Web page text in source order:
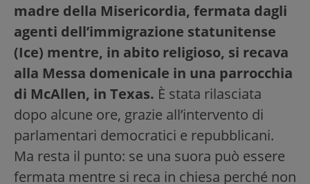
madre della Misericordia, fermata dagli
agenti dell’immigrazione statunitense
(Ice) mentre, in abito religioso, si recava
alla Messa domenicale in una parrocchia
di McAllen, in Texas. È stata rilasciata
dopo alcune ore, grazie all’intervento di
parlamentari democratici e repubblicani.
Ma resta il punto: se una suora può essere
fermata mentre si reca in chiesa perché non